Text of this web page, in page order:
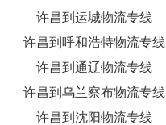
许昌到运城物流专线
许昌到呼和浩特物流专线
许昌到通辽物流专线
许昌到乌兰察布物流专线
许昌到沈阳物流专线